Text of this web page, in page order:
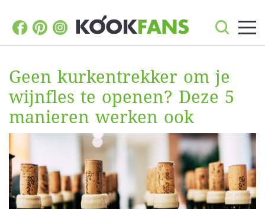
Geen kurkentrekker om je
wijnfles te openen? Deze 5
manieren werken ook